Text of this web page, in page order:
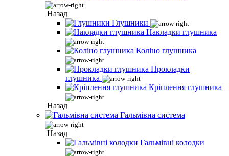
Назад
Глушники
Накладки глушника
Коліно глушника
Прокладки
глушника
Кріплення глушника
Назад
Гальмівна система
Назад
Гальмівні колодки